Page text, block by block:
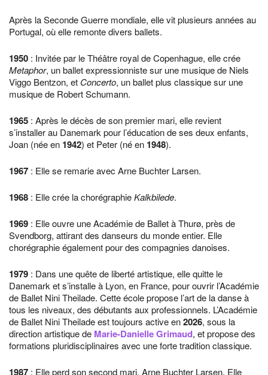
Après la Seconde Guerre mondiale, elle vit plusieurs années au
Portugal, où elle remonte divers ballets.
1950 : Invitée par le Théâtre royal de Copenhague, elle crée
Metaphor, un ballet expressionniste sur une musique de Niels
Viggo Bentzon, et Concerto, un ballet plus classique sur une
musique de Robert Schumann.
1965 : Après le décès de son premier mari, elle revient
s’installer au Danemark pour l’éducation de ses deux enfants,
Joan (née en 1942) et Peter (né en 1948).
1967 : Elle se remarie avec Arne Buchter Larsen.
1968 : Elle crée la chorégraphieKalkbilede.
1969 : Elle ouvre une Académie de Ballet à Thurø, près de
Svendborg, attirant des danseurs du monde entier. Elle
chorégraphie également pour des compagnies danoises.
1979 : Dans une quête de liberté artistique, elle quitte le
Danemark et s’installe à Lyon, en France, pour ouvrir l’Académie
de Ballet Nini Theilade. Cette école propose l’art de la danse à
tous les niveaux, des débutants aux professionnels. L’Académie
de Ballet Nini Theilade est toujours active en2026, sous la
direction artistique de Marie-Danielle Grimaud, et propose des
formations pluridisciplinaires avec une forte tradition classique.
1987 : Elle perd son second mari, Arne Buchter Larsen. Elle